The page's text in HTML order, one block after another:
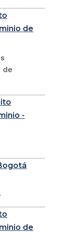
de
de
-
de